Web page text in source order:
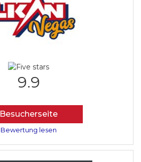
9.9
Besucherseite
Bewertung lesen